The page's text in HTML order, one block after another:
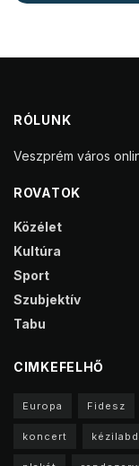
RÓLUNK
Veszprém város
ROVATOK
Közélet
Kultúra
Sport
Szubjektív
Tabu
CIMKEFELHŐ
Europa Fidesz
koncert